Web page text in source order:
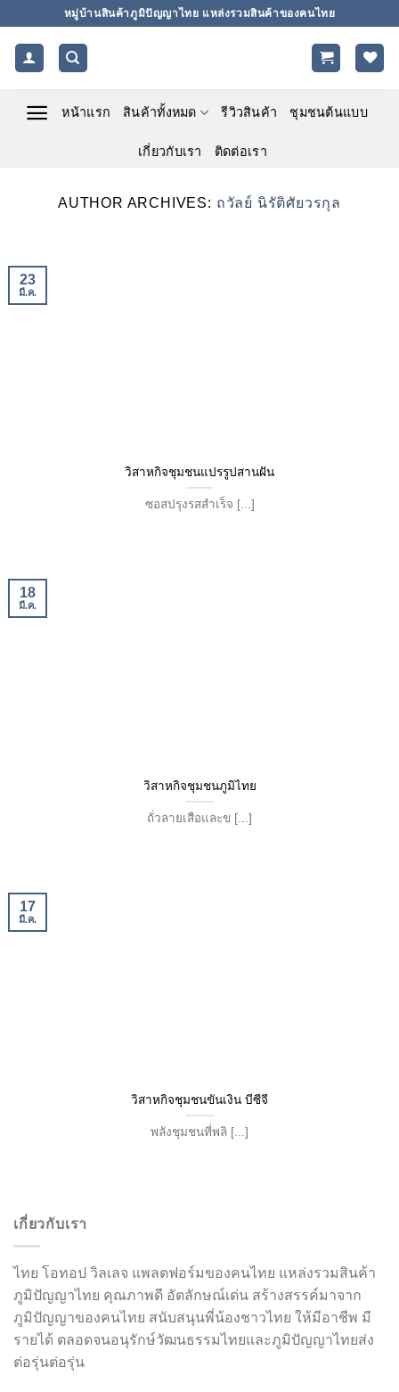
เนื้อหา
หมู่บ้านสินค้าภูมิปัญญาไทย แหล่งรวมสินค้าของคนไทย
หน้าแรก สินค้าทั้งหมด รีวิวสินค้า ชุมชนต้นแบบ
เกี่ยวกับเรา ติดต่อเรา
AUTHOR ARCHIVES: ถวัลย์ นิรัติศัยวรกุล
วิสาหกิจชุมชนแปรรูปสานฝัน
ซอสปรุงรสสำเร็จ [...]
23
มี.ค.
วิสาหกิจชุมชนภูมิไทย
ถั่วลายเสือและข [...]
18
มี.ค.
วิสาหกิจชุมชนขันเงิน บีซีจี
พลังชุมชนที่พลิ [...]
17
มี.ค.
เกี่ยวกับเรา
ไทย โอทอป วิลเลจ แพลตฟอร์มของคนไทย แหล่งรวมสินค้า
ภูมิปัญญาไทย คุณภาพดี อัตลักษณ์เด่น สร้างสรรค์มาจาก
ภูมิปัญญาของคนไทย สนับสนุนพี่น้องชาวไทย ให้มีอาชีพ มี
รายได้ ตลอดจนอนุรักษ์วัฒนธรรมไทยและภูมิปัญญาไทยส่ง
ต่อรุ่นต่อรุ่น